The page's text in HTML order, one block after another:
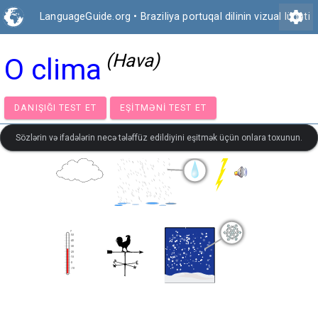
LanguageGuide.org • Braziliya portuqal dilinin vizual lüğəti
settings
O clima (Hava)
DANIŞIĞI TEST ET EŞITMƏNI TEST ET
Sözlərin və ifadələrin necə tələffüz edildiyini eşitmək üçün onlara toxunun.